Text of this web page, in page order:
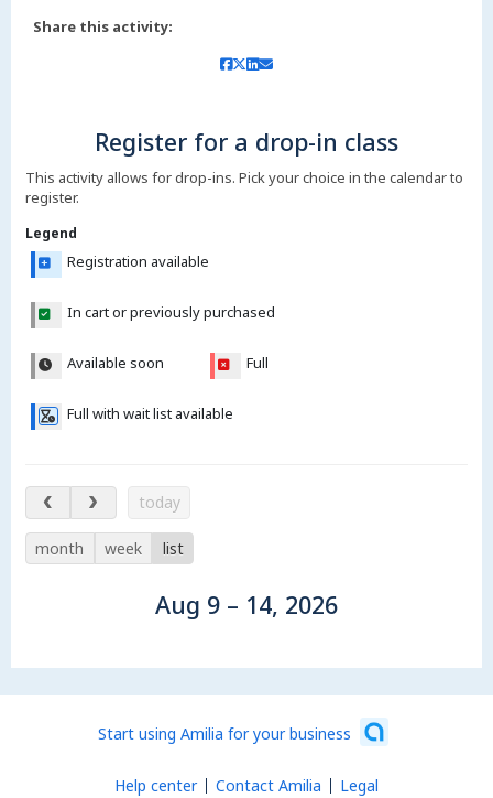
Share this activity:
Register for a drop-in class
This activity allows for drop-ins. Pick your choice in the calendar to
register.
Legend
Registration available
In cart or previously purchased
Available soon Full
Full with wait list available
Aug 9 – 14, 2026
today
month week list
Aug 9 – 14, 2026
Start using Amilia for your business
Help center Contact Amilia Legal